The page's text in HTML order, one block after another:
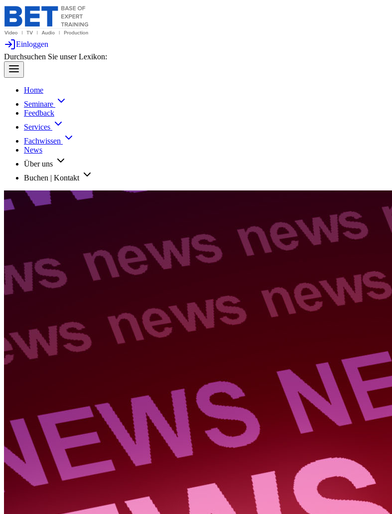
Einloggen
Durchsuchen Sie unser Lexikon:
Home
Seminare
Feedback
Services
Fachwissen
News
Über uns
Buchen | Kontakt